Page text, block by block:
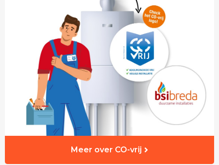
Meer over CO-vrij